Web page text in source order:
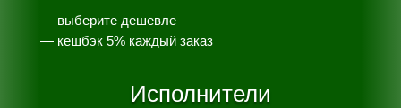
— выберите дешевле
— кешбэк 5% каждый заказ
Исполнители